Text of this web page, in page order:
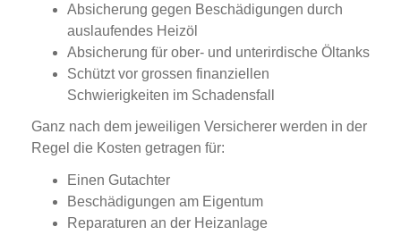
Absicherung gegen Beschädigungen durch
auslaufendes Heizöl
Absicherung für ober- und unterirdische Öltanks
Schützt vor grossen finanziellen
Schwierigkeiten im Schadensfall
Ganz nach dem jeweiligen Versicherer werden in der
Regel die Kosten getragen für:
Einen Gutachter
Beschädigungen am Eigentum
Reparaturen an der Heizanlage